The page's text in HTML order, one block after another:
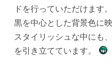
ドを行っていただけます。
黒を中心とした背景色に
スタイリッシュな中にも
を引き立てています。